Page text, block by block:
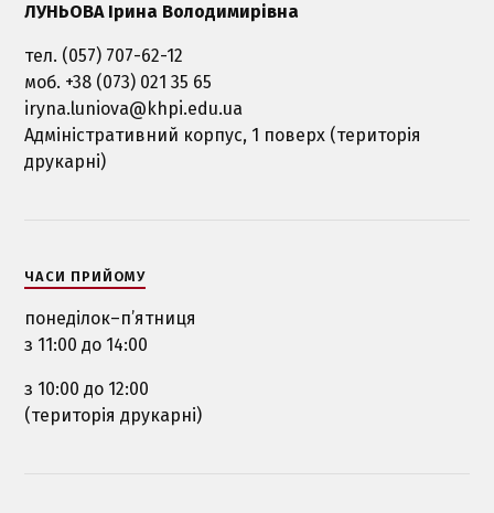
ЛУНЬОВА Ірина Володимирівна
тел. (057) 707-62-12
моб. +38 (073) 021 35 65
iryna.luniova@khpi.edu.ua
Адміністративний корпус, 1 поверх (територія
друкарні)
ЧАСИ ПРИЙОМУ
понеділок–п’ятниця
з 11:00 до 14:00
з 10:00 до 12:00
(територія друкарні)